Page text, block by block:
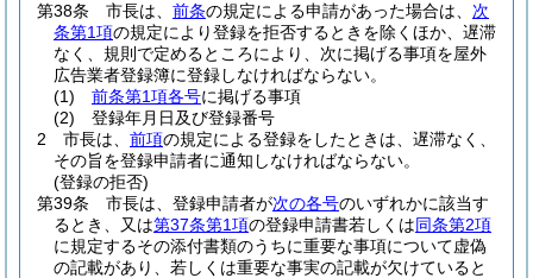
第38条
市長は、 前条の規定による申請があった場合は、 次
条第1項の規定により登録を拒否するときを除くほか、遅滞
なく、規則で定めるところにより、次に掲げる事項を屋外
広告業者登録簿に登録しなければならない。
(1)
前条第1項各号に掲げる事項
(2)
登録年月日及び登録番号
2
市長は、 前項の規定による登録をしたときは、遅滞なく、
その旨を登録申請者に通知しなければならない。
(登録の拒否)
第39条
市長は、登録申請者が次の各号のいずれかに該当す
るとき、又は第37条第1項の登録申請書若しくは同条第2項
に規定するその添付書類のうちに重要な事項について虚偽
の記載があり、若しくは重要な事実の記載が欠けていると